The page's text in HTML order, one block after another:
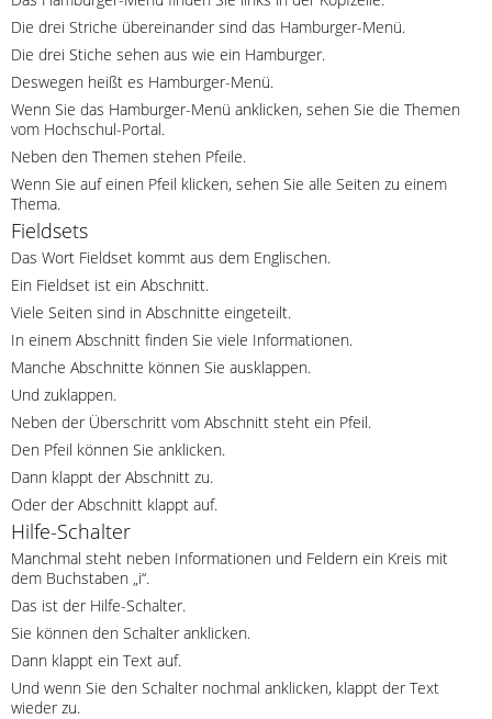
Die drei Striche übereinander sind das Hamburger-Menü.
Die drei Stiche sehen aus wie ein Hamburger.
Deswegen heißt es Hamburger-Menü.
Wenn Sie das Hamburger-Menü anklicken, sehen Sie die Themen
vom Hochschul-Portal.
Neben den Themen stehen Pfeile.
Wenn Sie auf einen Pfeil klicken, sehen Sie alle Seiten zu einem
Thema.
Fieldsets
Das Wort Fieldset kommt aus dem Englischen.
Ein Fieldset ist ein Abschnitt.
Viele Seiten sind in Abschnitte eingeteilt.
In einem Abschnitt finden Sie viele Informationen.
Manche Abschnitte können Sie ausklappen.
Und zuklappen.
Neben der Überschritt vom Abschnitt steht ein Pfeil.
Den Pfeil können Sie anklicken.
Dann klappt der Abschnitt zu.
Oder der Abschnitt klappt auf.
Hilfe-Schalter
Manchmal steht neben Informationen und Feldern ein Kreis mit
dem Buchstaben „i“.
Das ist der Hilfe-Schalter.
Sie können den Schalter anklicken.
Dann klappt ein Text auf.
Und wenn Sie den Schalter nochmal anklicken, klappt der Text
wieder zu.